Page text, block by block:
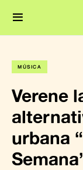
MÚSICA
Verene
urbana